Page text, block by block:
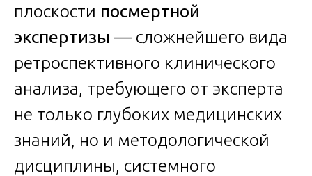
плоскости посмертной
экспертизы — сложнейшего вида
ретроспективного клинического
анализа, требующего от эксперта
не только глубоких медицинских
знаний, но и методологической
дисциплины, системного